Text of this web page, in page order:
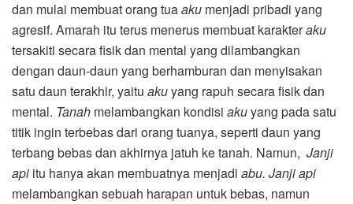
dan mulai membuat orang tuaaku menjadi pribadi yang
agresif. Amarah itu terus menerus membuat karakteraku
tersakiti secara fisik dan mental yang dilambangkan
dengan daun-daun yang berhamburan dan menyisakan
satu daun terakhir, yaitu akuyang rapuh secara fisik dan
mental. Tanah melambangkan kondisi akuyang pada satu
titik ingin terbebas dari orang tuanya, seperti daun yang
terbang bebas dan akhirnya jatuh ke tanah. Namun, Janji
api itu hanya akan membuatnya menjadi abu. Janji api
melambangkan sebuah harapan untuk bebas, namun